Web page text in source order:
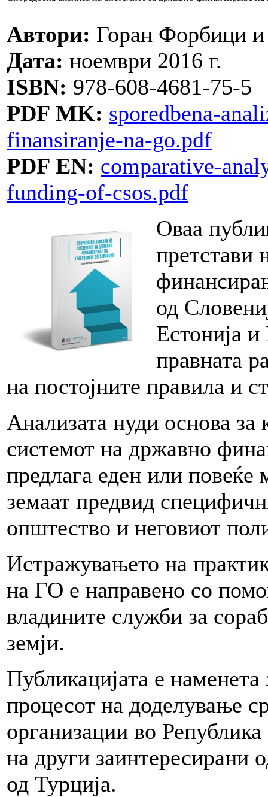
Автори: Горан Форбици
Дата: ноември 2016 г.
ISBN: 978-608-4681-75-5
PDF MK: sporedbena-
finansiranje-na-go.pdf
PDF EN: comparative-
funding-of-csos.pdf
Оваа
претстави
од
Естонија
правната
на постојните правила и
Анализата нуди основа за
системот на државно
предлага еден или
земаат предвид
општество и неговиот
Истражувањето на
на ГО е направено со
владините служби за
земји.
Публикацијата е
процесот на доделување
организации во
на други заинтересирани
од Турција.